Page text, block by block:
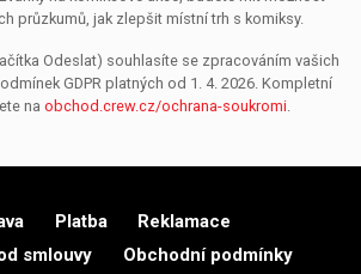
průzkumů, jak zlepšit místní trh s komiksy.
Odeslat) souhlasíte se zpracováním vašich
GDPR platných od 1. 4. 2026. Kompletní
na obchod.crew.cz/ochrana-soukromi.
Platba
Reklamace
smlouvy
Obchodní podmínky